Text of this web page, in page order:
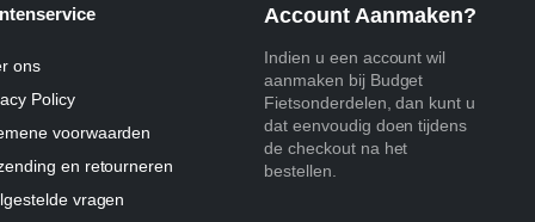
ons
Policy
voorwaarden
en retourneren
vragen
Account Aanmaken?
Indien u een account wil
aanmaken bij Budget
Fietsonderdelen, dan kunt u
dat eenvoudig doen tijdens
de checkout na het
bestellen.